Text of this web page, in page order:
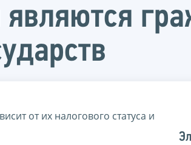
являются
от их налогового статуса и